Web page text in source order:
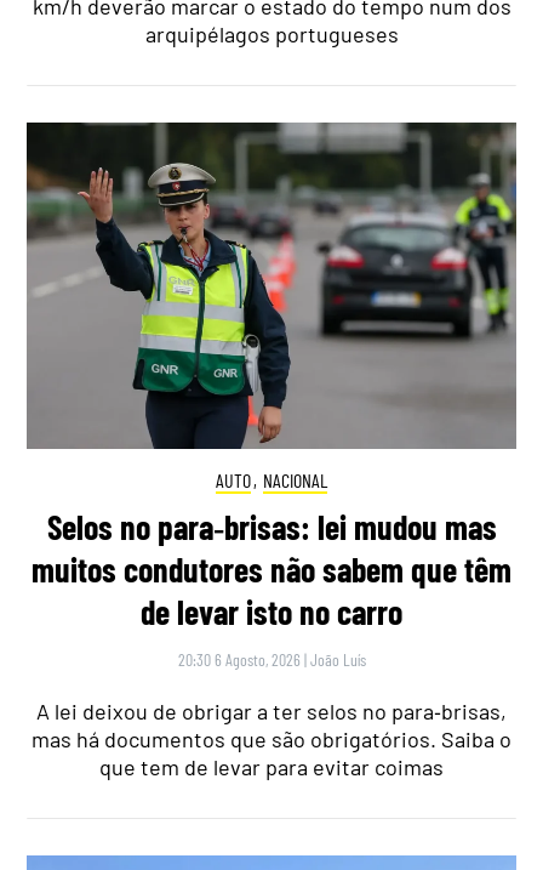
km/h deverão marcar o estado do tempo num dos
arquipélagos portugueses
AUTO, NACIONAL
Selos no para‑brisas: lei mudou mas
muitos condutores não sabem que têm
de levar isto no carro
20:30 6 Agosto, 2026 |João Luís
A lei deixou de obrigar a ter selos no para‑brisas,
mas há documentos que são obrigatórios. Saiba o
que tem de levar para evitar coimas